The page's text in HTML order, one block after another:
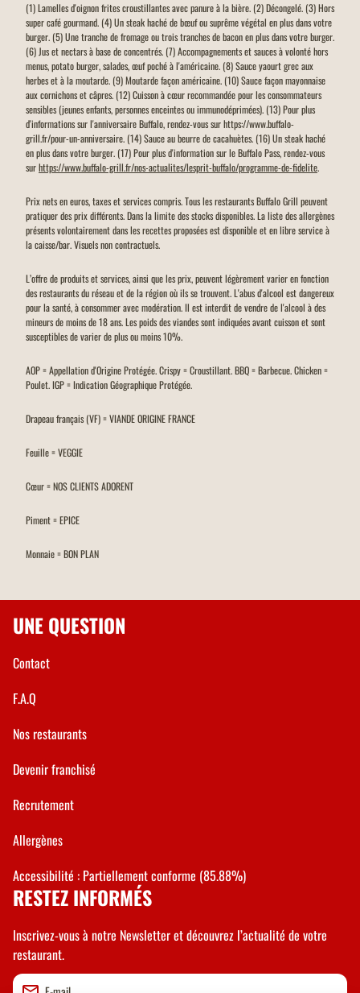
(1) Lamelles d'oignon frites croustillantes avec panure à la bière. (2) Décongelé. (3) Hors
super café gourmand. (4) Un steak haché de bœuf ou suprême végétal en plus dans votre
burger. (5) Une tranche de fromage ou trois tranches de bacon en plus dans votre burger.
(6) Jus et nectars à base de concentrés. (7) Accompagnements et sauces à volonté hors
menus, potato burger, salades, œuf poché à l'américaine. (8) Sauce yaourt grec aux
herbes et à la moutarde. (9) Moutarde façon américaine. (10) Sauce façon mayonnaise
aux cornichons et câpres. (12) Cuisson à cœur recommandée pour les consommateurs
sensibles (jeunes enfants, personnes enceintes ou immunodéprimées). (13) Pour plus
d'informations sur l'anniversaire Buffalo, rendez-vous sur https://www.buffalo-
grill.fr/pour-un-anniversaire. (14) Sauce au beurre de cacahuètes. (16) Un steak haché
en plus dans votre burger. (17) Pour plus d'information sur le Buffalo Pass, rendez-vous
surhttps://www.buffalo-grill.fr/nos-actualites/lesprit-buffalo/programme-de-fidelite.
Prix nets en euros, taxes et services compris. Tous les restaurants Buffalo Grill peuvent
pratiquer des prix différents. Dans la limite des stocks disponibles. La liste des allergènes
présents volontairement dans les recettes proposées est disponible et en libre service à
la caisse/bar. Visuels non contractuels.
L’offre de produits et services, ainsi que les prix, peuvent légèrement varier en fonction
des restaurants du réseau et de la région où ils se trouvent. L'abus d'alcool est dangereux
pour la santé, à consommer avec modération. Il est interdit de vendre de l'alcool à des
mineurs de moins de 18 ans. Les poids des viandes sont indiquées avant cuisson et sont
susceptibles de varier de plus ou moins 10%.
AOP = Appellation d'Origine Protégée. Crispy = Croustillant. BBQ = Barbecue. Chicken =
Poulet. IGP = Indication Géographique Protégée.
Drapeau français (VF) = VIANDE ORIGINE FRANCE
Feuille = VEGGIE
Cœur = NOS CLIENTS ADORENT
Piment = EPICE
Monnaie = BON PLAN
UNE QUESTION
Contact
F.A.Q
Nos restaurants
Devenir franchisé
Recrutement
Allergènes
Accessibilité : Partiellement conforme (85.88%)
RESTEZ INFORMÉS
Inscrivez-vous à notre Newsletter et découvrez l’actualité de votre
restaurant.